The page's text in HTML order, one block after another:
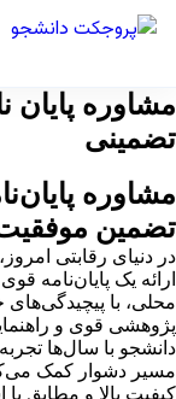
مشاوره
تضمینی
مشاوره
تضمین
در دنیای رقابتی
ارائه یک پایان‌نامه
محلی، با
پژوهشی قوی و
دانشجو با سال‌ها
مسیر دشوار کمک
کیفیت بالا و مطابق